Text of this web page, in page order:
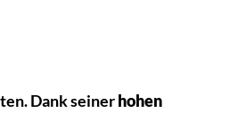
Dank seiner hohen